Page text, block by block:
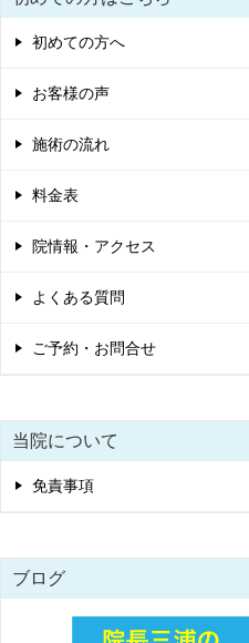
初めての方へ
お客様の声
施術の流れ
料金表
院情報・アクセス
よくある質問
ご予約・お問合せ
当院について
免責事項
ブログ